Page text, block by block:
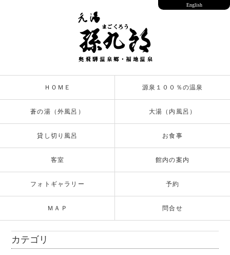
ＨＯＭＥ 源泉１００％の温泉
蒼の湯（外風呂） 大湯（内風呂）
貸し切り風呂 お食事
客室 館内の案内
フォトギャラリー 予約
ＭＡＰ 問合せ
English
カテゴリ